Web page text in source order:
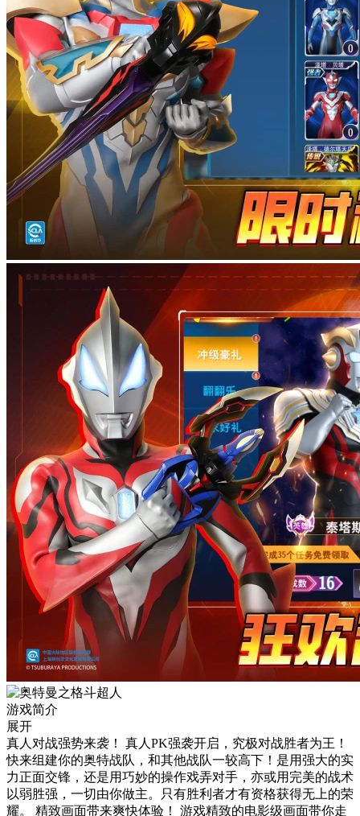
游戏简介
展开
真人对战强势来袭！ 真人PK强袭开启，究极对战胜者为王！
快来组建你的奥特战队，和其他战队一较高下！是用强大的实
力正面交锋，还是用巧妙的操作戏弄对手，亦或用完美的战术
以弱胜强，一切由你做主。只有胜利者才有资格获得无上的荣
耀。 精致画面带来爽快体验！ 游戏精致的电影级画面带你走